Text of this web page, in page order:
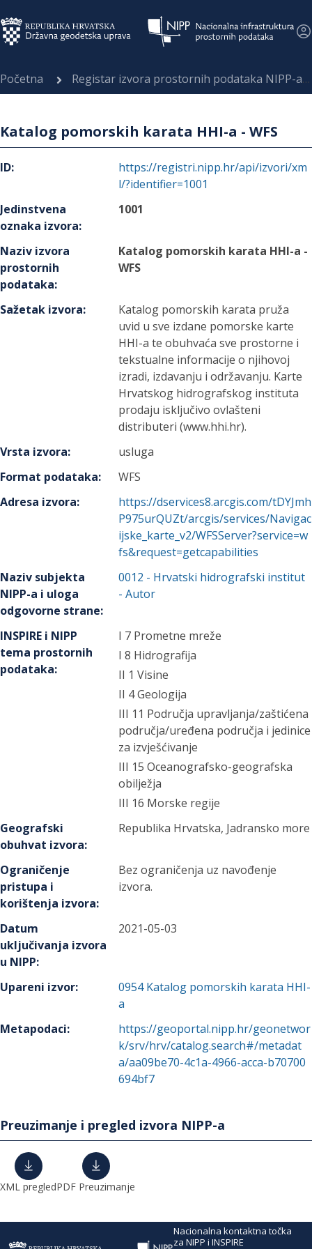
Početna Registar izvora prostornih podataka NIPP-a
Katalog pomorskih karata HHI-a - WFS
ID:
https://registri.nipp.hr/api/izvori/xm
l/?identifier=1001
Jedinstvena
oznaka izvora:
1001
Naziv izvora
prostornih
podataka:
Katalog pomorskih karata HHI-a -
WFS
Sažetak izvora:
Katalog pomorskih karata pruža
uvid u sve izdane pomorske karte
HHI-a te obuhvaća sve prostorne i
tekstualne informacije o njihovoj
izradi, izdavanju i održavanju. Karte
Hrvatskog hidrografskog instituta
prodaju isključivo ovlašteni
distributeri (www.hhi.hr).
Vrsta izvora:
usluga
Format podataka:
WFS
Adresa izvora:
https://dservices8.arcgis.com/tDYJmh
P975urQUZt/arcgis/services/Navigac
ijske_karte_v2/WFSServer?service=w
fs&request=getcapabilities
Naziv subjekta
NIPP-a i uloga
odgovorne strane:
0012 - Hrvatski hidrografski institut
- Autor
INSPIRE i NIPP
tema prostornih
podataka:
I 7 Prometne mreže
I 8 Hidrografija
II 1 Visine
II 4 Geologija
III 11 Područja upravljanja/zaštićena
područja/uređena područja i jedinice
za izvješćivanje
III 15 Oceanografsko-geografska
obilježja
III 16 Morske regije
Geografski
obuhvat izvora:
Republika Hrvatska, Jadransko more
Ograničenje
pristupa i
korištenja izvora:
Bez ograničenja uz navođenje
izvora.
Datum
uključivanja izvora
u NIPP:
2021-05-03
Upareni izvor: 0954 Katalog pomorskih karata HHI-
a
Metapodaci:
https://geoportal.nipp.hr/geonetwor
k/srv/hrv/catalog.search#/metadat
a/aa09be70-4c1a-4966-acca-b70700
694bf7
Preuzimanje i pregled izvora NIPP-a
XML pregledPDF Preuzimanje
Nacionalna kontaktna točka
za NIPP i INSPIRE